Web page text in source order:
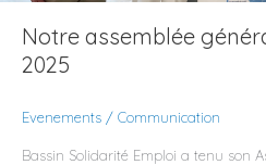
Notre assemblée
2025
Evenements/ Communication
Bassin Solidarité Emploi a tenu son